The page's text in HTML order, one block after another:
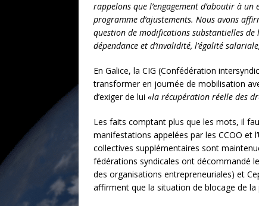
rappelons que l’engagement d’aboutir à
programme d’ajustements. Nous avons
question de modifications substantielles
dépendance et d’invalidité, l’égalité
En Galice, la CIG (Confédération
transformer en journée de mobilisation
d’exiger de lui «la récupération réelle des
Les faits comptant plus que les mots, il
manifestations appelées par les CCOO et
collectives supplémentaires sont
fédérations syndicales ont décommandé
des organisations entrepreneuriales) et
affirment que la situation de blocage de